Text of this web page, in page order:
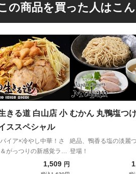
の商品を買った人はこ
きる道 白山店 小
ススペシャル
イア×冷やし中華！さ
がっつりの新感覚ラー
1,509 円
むかん 丸鴨塩つ
絶品、鴨香る塩の淡麗
登場！